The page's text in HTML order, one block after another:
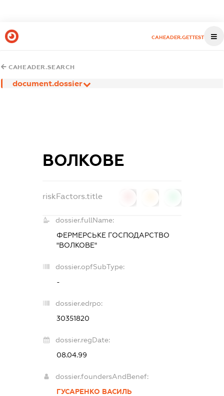
CAHEADER.GETTEST
CAHEADER.SEARCH
document.dossier
ВОЛКОВЕ
riskFactors.title
dossier.fullName:
ФЕРМЕРСЬКЕ ГОСПОДАРСТВО
"ВОЛКОВЕ"
dossier.opfSubType:
-
dossier.edrpo:
30351820
dossier.regDate:
08.04.99
dossier.foundersAndBenef:
ГУСАРЕНКО ВАСИЛЬ